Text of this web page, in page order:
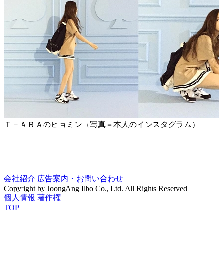
Ｔ－ＡＲＡのヒョミン（写真＝本人のインスタグラム）
会社紹介 広告案内・お問い合わせ
Copyright by JoongAng Ilbo Co., Ltd. All Rights Reserved
個人情報 著作権
TOP